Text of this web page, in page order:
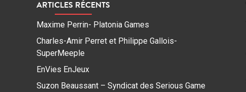
ARTICLES RÉCENTS
Maxime Perrin- Platonia Games
Charles-Amir Perret et Philippe Gallois-
SuperMeeple
EnVies EnJeux
Suzon Beaussant – Syndicat des Serious Game